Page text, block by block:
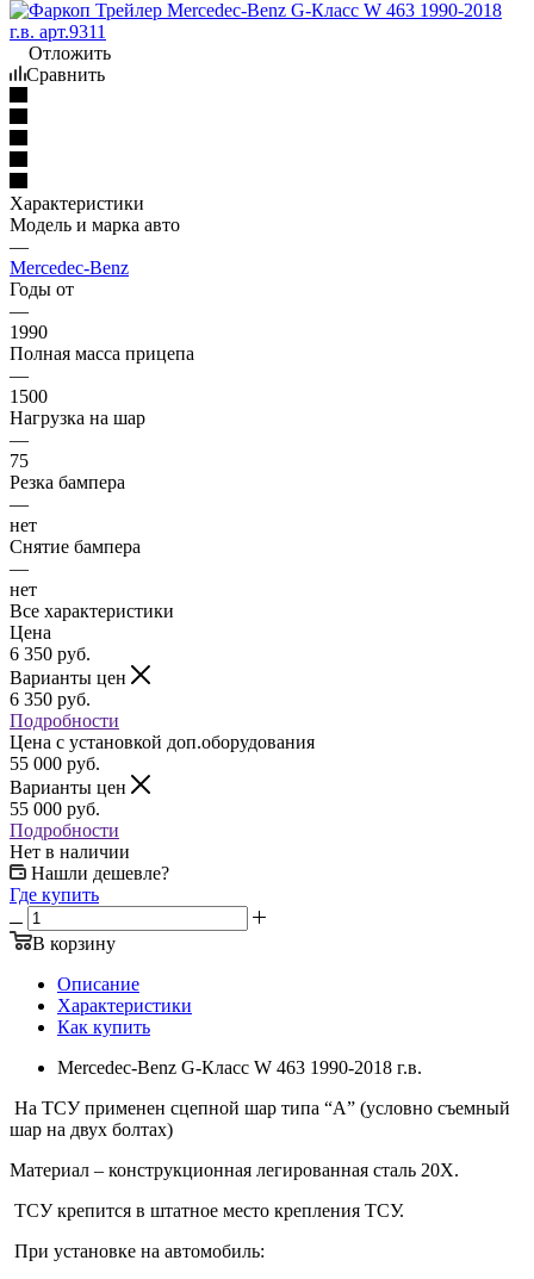
Отложить
Сравнить
Характеристики
Модель и марка авто
—
Mercedec-Benz
Годы от
—
1990
Полная масса прицепа
—
1500
Нагрузка на шар
—
75
Резка бампера
—
нет
Снятие бампера
—
нет
Все характеристики
Цена
6 350 руб.
Варианты цен
6 350 руб.
Подробности
Цена c установкой доп.оборудования
55 000 руб.
Варианты цен
55 000 руб.
Подробности
Нет в наличии
Нашли дешевле?
Где купить
В корзину
Описание
Характеристики
Как купить
Mercedec-Benz G-Класс W 463 1990-2018 г.в.
На ТСУ применен сцепной шар типа “A” (условно съемный
шар на двух болтах)
Материал – конструкционная легированная сталь 20Х.
ТСУ крепится в штатное место крепления ТСУ.
При установке на автомобиль: